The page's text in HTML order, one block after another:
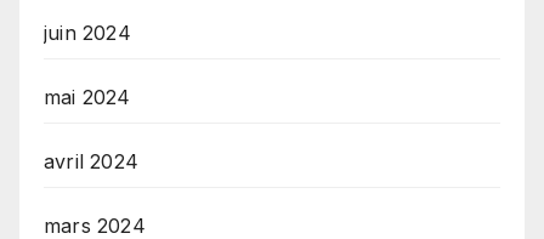
juin 2024
mai 2024
avril 2024
mars 2024